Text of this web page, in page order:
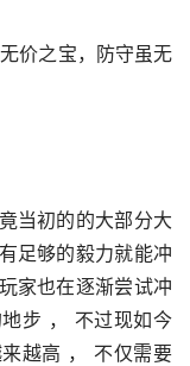
当初的的大部分大
足够的毅力就能冲
家也在逐渐尝试冲
步 ， 不过现如今
越高 ， 不仅需要